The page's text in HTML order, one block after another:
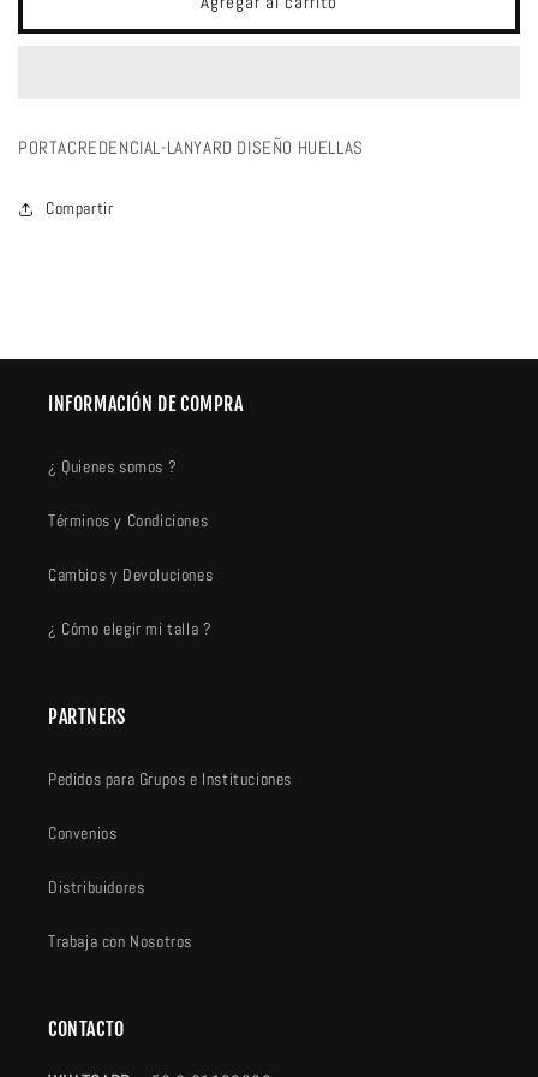
LANYARD LANYARD
PORTACREDENCIAL-LANYARD DISEÑO HUELLAS
Compartir
INFORMACIÓN DE COMPRA
¿ Quienes somos ?
Términos y Condiciones
Cambios y Devoluciones
¿ Cómo elegir mi talla ?
PARTNERS
Pedidos para Grupos e Instituciones
Convenios
Distribuidores
Trabaja con Nosotros
CONTACTO